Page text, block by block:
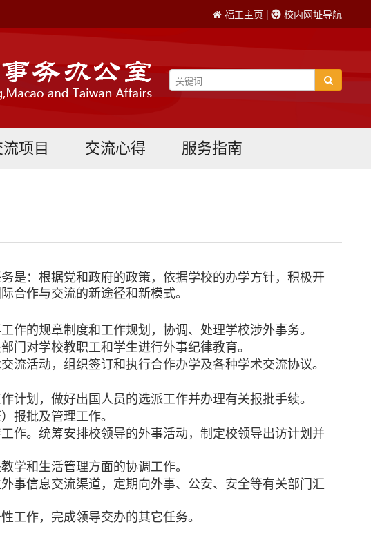
福工主页 | 校内网址导航
项目 交流心得
服务指南
是：根据党和政府的政策，依据学校的办学方针，积极开
合作与交流的新途径和新模式。
作的规章制度和工作规划，协调、处理学校涉外事务。
门对学校教职工和学生进行外事纪律教育。
流活动，组织签订和执行合作办学及各种学术交流协议。
计划，做好出国人员的选派工作并办理有关报批手续。
报批及管理工作。
作。统筹安排校领导的外事活动，制定校领导出访计划并
学和生活管理方面的协调工作。
事信息交流渠道，定期向外事、公安、安全等有关部门汇
工作，完成领导交办的其它任务。